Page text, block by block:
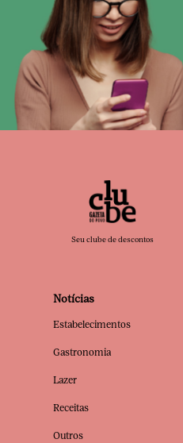
Seu clube de descontos
Notícias
Estabelecimentos
Gastronomia
Lazer
Receitas
Outros